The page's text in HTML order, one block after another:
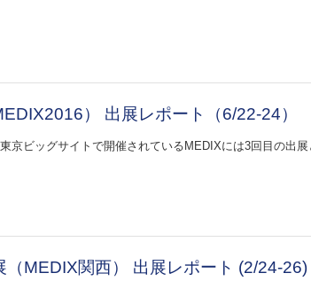
） 出展レポート（6/22-24）
京ビッグサイトで開催されているMEDIXには3回目の出
（MEDIX関西） 出展レポート (2/24-26)